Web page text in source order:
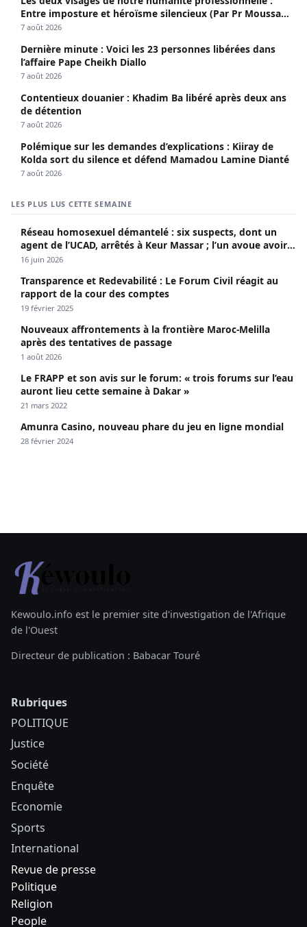
Entre imposture et héroïsme silencieux (Par Pr Moussa
Seydi)
7 août 2026
Dernière minute : Voici les 23 personnes libérées dans
l’affaire Pape Cheikh Diallo
7 août 2026
Contentieux douanier : Khadim Ba libéré après deux ans
de détention
7 août 2026
Polémique sur les demandes d’explications : Kiiray de
Kolda sort du silence et défend Mamadou Lamine Dianté
7 août 2026
LES PLUS LUS CETTE SEMAINE
Réseau homosexuel démantelé : six suspects, dont un
agent de l’UCAD, arrêtés à Keur Massar ; l’un avoue avoir
propagé le VIH depuis 2018
16 juin 2026
Transparence et Redevabilité : Le Forum Civil réagit au
rapport de la cour des comptes
19 février 2025
Nouveaux affrontements à la frontière Maroc-Melilla
après des tentatives de passage
1 août 2026
Le FRAPP et son avis sur le forum: « trois forums sur l’eau
auront lieu cette semaine à Dakar »
21 mars 2022
Amunra Casino, nouveau phare du jeu en ligne mondial
28 février 2024
Kewoulo.info est le premier site d'investigation de l'Afrique
de l'Ouest
Directeur de publication : Babacar Touré
Rubriques
POLITIQUE
Justice
Société
Enquête
Economie
Sports
International
Revue de presse
Politique
Religion
People